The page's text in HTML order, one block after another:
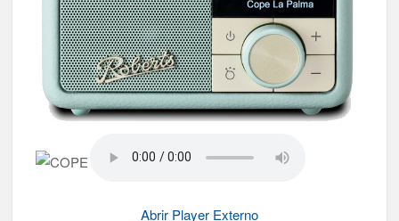
Abrir Player Externo